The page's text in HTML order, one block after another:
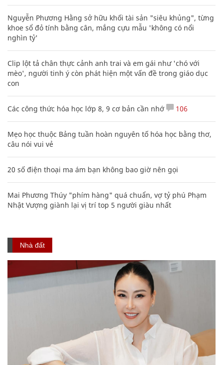
Nguyễn Phương Hằng sở hữu khối tài sản "siêu khủng", từng
khoe sổ đỏ tính bằng cân, mắng cựu mẫu 'không có nổi
nghìn tỷ'
Clip lột tả chân thực cảnh anh trai và em gái như 'chó với
mèo', người tinh ý còn phát hiện một vấn đề trong giáo dục
con
Các công thức hóa học lớp 8, 9 cơ bản cần nhớ 106
Mẹo học thuộc Bảng tuần hoàn nguyên tố hóa học bằng thơ,
câu nói vui vẻ
20 số điện thoại ma ám bạn không bao giờ nên gọi
Mai Phương Thúy "phím hàng" quá chuẩn, vợ tỷ phú Phạm
Nhật Vượng giành lại vị trí top 5 người giàu nhất
Nhà đất